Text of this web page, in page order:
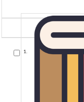
Skocz
do
1.